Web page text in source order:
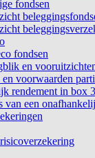
fondsen
fondsen
en
voorwaarden
rendement in box
van een